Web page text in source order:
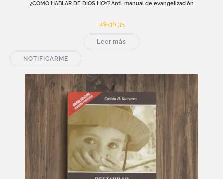
¿COMO HABLAR DE DIOS HOY? Anti-manual de evangelización
u$s38,35
Leer más
NOTIFICARME